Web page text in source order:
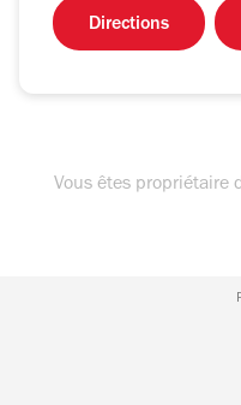
Directions
Vous êtes propriétaire